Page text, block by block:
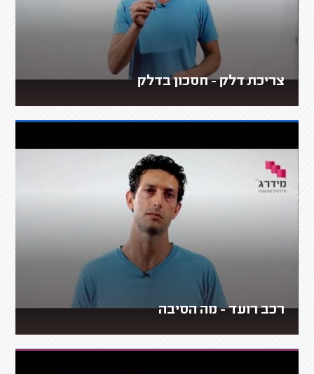
צריכת דלק - חסכון בדלק
רכב רועד - מה הסיבה